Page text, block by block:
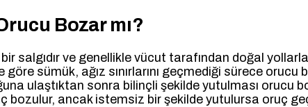
Bozar mı?
salgıdır ve genellikle vücut tarafından doğal
sümük, ağız sınırlarını geçmediği sürece
ulaştıktan sonra bilinçli şekilde yutulması orucu
bozulur, ancak istemsiz bir şekilde yutulursa oruç